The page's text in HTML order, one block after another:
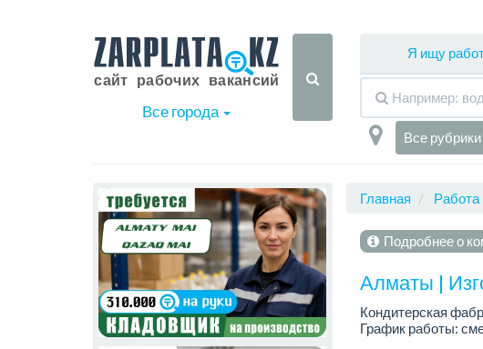
Все города
Я ищу
Все рубрики
Главная Работа
Подробнее о
Алматы |
Кондитерская
График работы: